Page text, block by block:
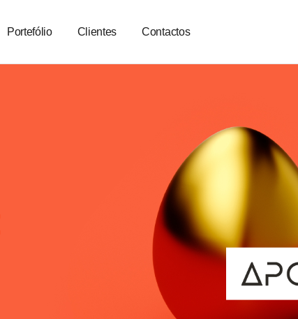
Portefólio Clientes Contactos